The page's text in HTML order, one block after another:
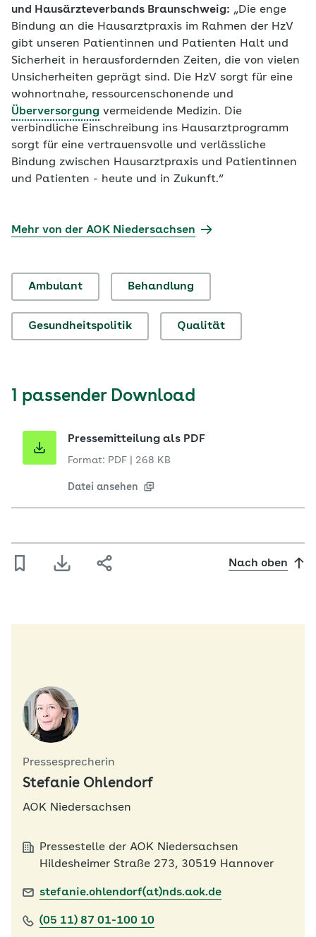
und Hausärzteverbands Braunschweig: „Die enge
Bindung an die Hausarztpraxis im Rahmen der HzV
gibt unseren Patientinnen und Patienten Halt und
Sicherheit in herausfordernden Zeiten, die von vielen
Unsicherheiten geprägt sind. Die HzV sorgt für eine
wohnortnahe, ressourcenschonende und
Überversorgung vermeidende Medizin. Die
verbindliche Einschreibung ins Hausarztprogramm
sorgt für eine vertrauensvolle und verlässliche
Bindung zwischen Hausarztpraxis und Patientinnen
und Patienten - heute und in Zukunft.“
Mehr von der AOK Niedersachsen
Ambulant Behandlung
Gesundheitspolitik Qualität
1 passender Download
Pressemitteilung als PDF
Format: PDF 268 KB
Datei ansehen
Nach oben
Pressesprecherin
Stefanie Ohlendorf
AOK Niedersachsen
Pressestelle der AOK Niedersachsen
Hildesheimer Straße 273, 30519 Hannover
stefanie.ohlendorf(at)nds.aok.de
(05 11) 87 01-100 10